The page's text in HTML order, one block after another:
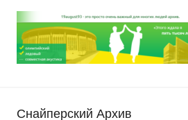
Снайперский Архив